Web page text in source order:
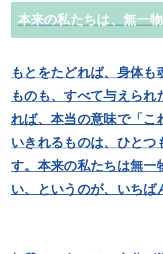
本来の私たちは、無一物
もとをたどれば、身体も
ものも、すべて与えられ
れば、本当の意味で「こ
いきれるものは、ひとつ
す。本来の私たちは無一
い、というのが、いちば